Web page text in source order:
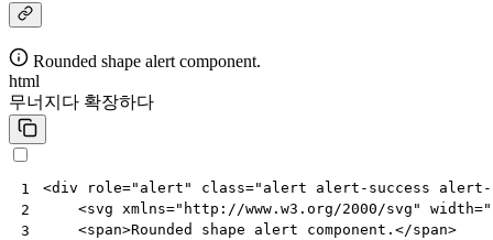
Rounded shape alert component.
html
무너지다 확장하다
1
2
3
<div role="alert" class="alert alert-success alert-
<svg xmlns="http://www.w3.org/2000/svg" width=
<span>Rounded shape alert component. </span>